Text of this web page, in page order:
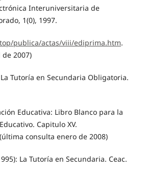
Interuniversitaria de
1(0), 1997.
publica/actas/viii/ediprima.htm.
2007)
La Tutoría en Secundaria Obligatoria.
Educativa: Libro Blanco para la
Capitulo XV.
consulta enero de 2008)
La Tutoría en Secundaria. Ceac.